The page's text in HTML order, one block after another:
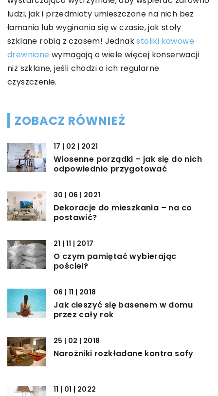
ludzi, jak i przedmioty umieszczone na nich bez
łamania lub wyginania się w czasie, jak stoły
szklane robią z czasem! Jednakstoliki kawowe
drewniane wymagają o wiele więcej konserwacji
niż szklane, jeśli chodzi o ich regularne
czyszczenie.
ZOBACZ RÓWNIEŻ
17 | 02 | 2021
Wiosenne porządki – jak się do nich
odpowiednio przygotować
30 | 06 | 2021
Dekoracje do mieszkania – na co
postawić?
21 | 11 | 2017
O czym pamiętać wybierając
pościel?
06 | 11 | 2018
Jak cieszyć się basenem w domu
przez cały rok
25 | 02 | 2018
Narożniki rozkładane kontra sofy
11 | 01 | 2022